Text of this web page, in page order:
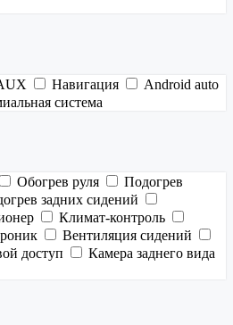
Навигация
Android auto
система
Обогрев руля
Подогрев
задних сидений
Климат-контроль
Вентиляция сидений
доступ
Камера заднего вида